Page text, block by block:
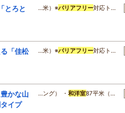
とろと
…米）※バリアフリー対応ト…
「佳松
…米）※バリアフリー対応ト…
かな山
タイプ
…ング） ・和洋室87平米（…